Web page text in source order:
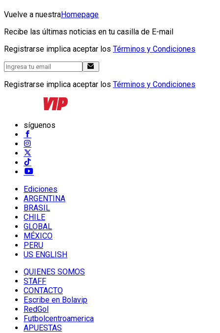
Vuelve a nuestraHomepage
Recibe las últimas noticias en tu casilla de E-mail
Registrarse implica aceptar los Términos y Condiciones
Registrarse implica aceptar los Términos y Condiciones
síguenos
Ediciones
ARGENTINA
BRASIL
CHILE
GLOBAL
MÉXICO
PERU
US ENGLISH
QUIENES SOMOS
STAFF
CONTACTO
Escribe en Bolavip
RedGol
Futbolcentroamerica
APUESTAS